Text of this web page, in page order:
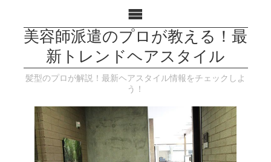
美容師派遣のプロが教える！最
新トレンドヘアスタイル
髪型のプロが解説！最新ヘアスタイル情報をチェックしよ
う！